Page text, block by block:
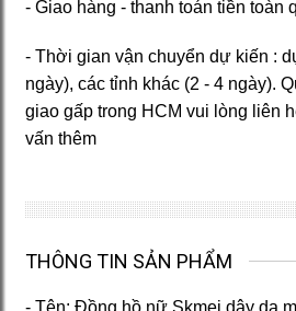
- Giao hàng - thanh toán tiền toàn
- Thời gian vận chuyển dự kiến :
ngày), các tỉnh khác (2 - 4 ngày).
giao gấp trong HCM vui lòng liên
vấn thêm
THÔNG TIN SẢN PHẨM
- Tên: Đồng hồ nữ Skmei dây da